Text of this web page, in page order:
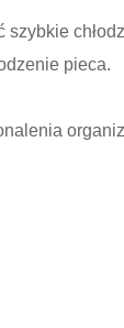
pieca.